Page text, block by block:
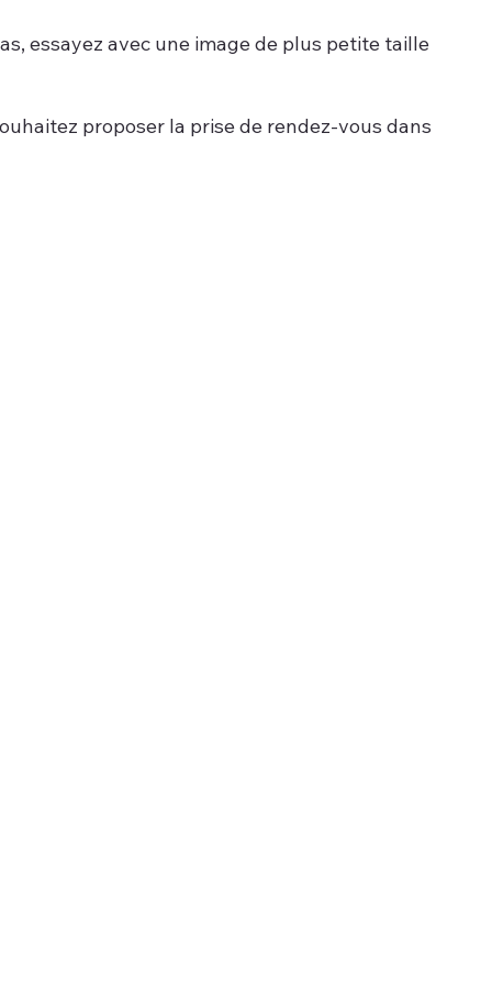
essayez avec une image de plus petite taille
proposer la prise de rendez-vous dans